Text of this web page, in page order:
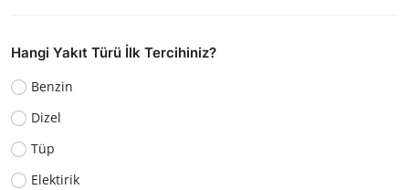
Hangi Yakıt Türü İlk Tercihiniz?
Benzin
Dizel
Tüp
Elektirik